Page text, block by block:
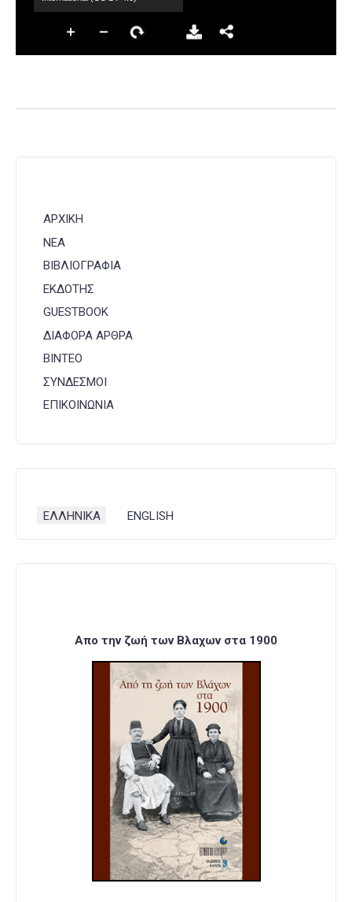
ΑΡΧΙΚΗ
ΝΕΑ
ΒΙΒΛΙΟΓΡΑΦΙΑ
ΕΚΔΟΤΗΣ
GUESTBOOK
ΔΙΑΦΟΡΑ ΑΡΘΡΑ
ΒΙΝΤΕΟ
ΣΥΝΔΕΣΜΟΙ
ΕΠΙΚΟΙΝΩΝΙΑ
Επιλέξτε τη γλώσσα σας
ΕΛΛΗΝΙΚΑ ENGLISH
Απο την ζωή των Βλαχων στα 1900